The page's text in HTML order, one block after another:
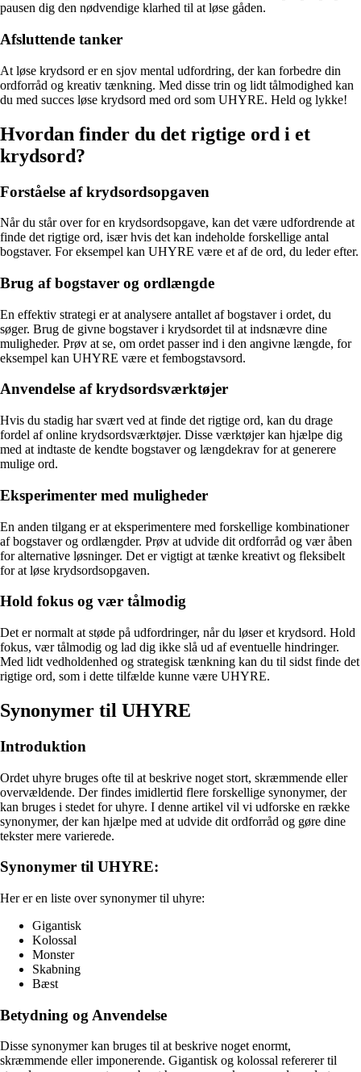
pausen dig den nødvendige klarhed til at løse gåden.
Afsluttende tanker
At løse krydsord er en sjov mental udfordring, der kan forbedre din
ordforråd og kreativ tænkning. Med disse trin og lidt tålmodighed kan
du med succes løse krydsord med ord som UHYRE. Held og lykke!
Hvordan finder du det rigtige ord i et
krydsord?
Forståelse af krydsordsopgaven
Når du står over for en krydsordsopgave, kan det være udfordrende at
finde det rigtige ord, især hvis det kan indeholde forskellige antal
bogstaver. For eksempel kan UHYRE være et af de ord, du leder efter.
Brug af bogstaver og ordlængde
En effektiv strategi er at analysere antallet af bogstaver i ordet, du
søger. Brug de givne bogstaver i krydsordet til at indsnævre dine
muligheder. Prøv at se, om ordet passer ind i den angivne længde, for
eksempel kan UHYRE være et fembogstavsord.
Anvendelse af krydsordsværktøjer
Hvis du stadig har svært ved at finde det rigtige ord, kan du drage
fordel af online krydsordsværktøjer. Disse værktøjer kan hjælpe dig
med at indtaste de kendte bogstaver og længdekrav for at generere
mulige ord.
Eksperimenter med muligheder
En anden tilgang er at eksperimentere med forskellige kombinationer
af bogstaver og ordlængder. Prøv at udvide dit ordforråd og vær åben
for alternative løsninger. Det er vigtigt at tænke kreativt og fleksibelt
for at løse krydsordsopgaven.
Hold fokus og vær tålmodig
Det er normalt at støde på udfordringer, når du løser et krydsord. Hold
fokus, vær tålmodig og lad dig ikke slå ud af eventuelle hindringer.
Med lidt vedholdenhed og strategisk tænkning kan du til sidst finde det
rigtige ord, som i dette tilfælde kunne være UHYRE.
Synonymer til UHYRE
Introduktion
Ordet uhyre bruges ofte til at beskrive noget stort, skræmmende eller
overvældende. Der findes imidlertid flere forskellige synonymer, der
kan bruges i stedet for uhyre. I denne artikel vil vi udforske en række
synonymer, der kan hjælpe med at udvide dit ordforråd og gøre dine
tekster mere varierede.
Synonymer til UHYRE:
Her er en liste over synonymer til uhyre:
Gigantisk
Kolossal
Monster
Skabning
Bæst
Betydning og Anvendelse
Disse synonymer kan bruges til at beskrive noget enormt,
skræmmende eller imponerende. Gigantisk og kolossal refererer til